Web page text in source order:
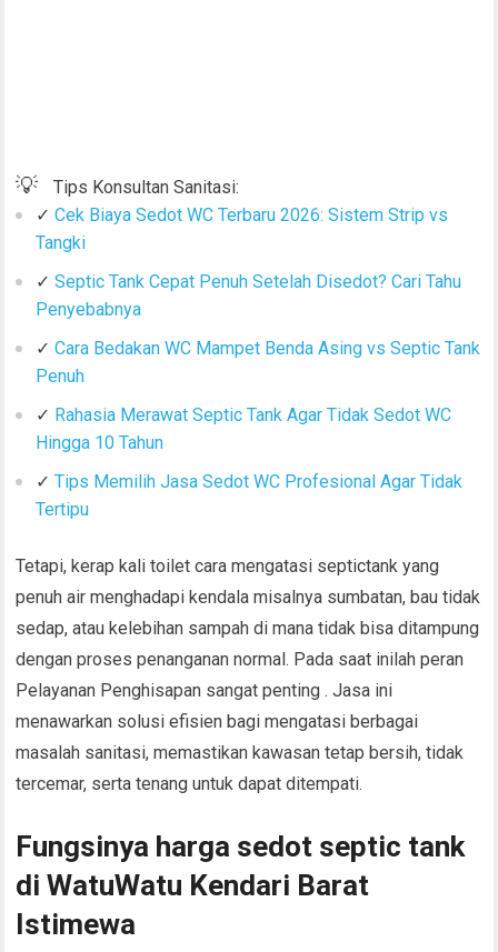
💡
Tips Konsultan Sanitasi:
✓ Cek Biaya Sedot WC Terbaru 2026: Sistem Strip vs
Tangki
✓ Septic Tank Cepat Penuh Setelah Disedot? Cari Tahu
Penyebabnya
✓ Cara Bedakan WC Mampet Benda Asing vs Septic Tank
Penuh
✓ Rahasia Merawat Septic Tank Agar Tidak Sedot WC
Hingga 10 Tahun
✓ Tips Memilih Jasa Sedot WC Profesional Agar Tidak
Tertipu
Tetapi, kerap kali toilet cara mengatasi septictank yang
penuh air menghadapi kendala misalnya sumbatan, bau tidak
sedap, atau kelebihan sampah di mana tidak bisa ditampung
dengan proses penanganan normal. Pada saat inilah peran
Pelayanan Penghisapan sangat penting . Jasa ini
menawarkan solusi efisien bagi mengatasi berbagai
masalah sanitasi, memastikan kawasan tetap bersih, tidak
tercemar, serta tenang untuk dapat ditempati.
Fungsinya harga sedot septic tank
di WatuWatu Kendari Barat
Istimewa